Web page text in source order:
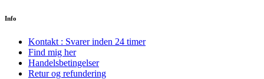
Info
Kontakt : Svarer inden 24 timer
Find mig her
Handelsbetingelser
Retur og refundering